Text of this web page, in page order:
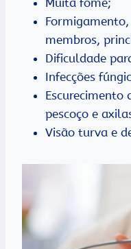
membros,
Dificuldade
Infecções
Escurecimento
pescoço e
Visão turva e